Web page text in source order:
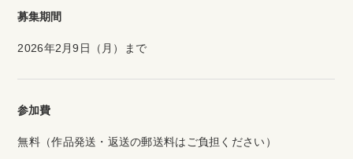
募集期間
2026年2月9日（月）まで
参加費
無料（作品発送・返送の郵送料はご負担ください）